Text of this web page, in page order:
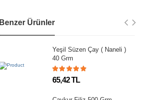
Benzer Ürünler
Yeşil Süzen Çay ( Naneli )
40 Grm
65,42 TL